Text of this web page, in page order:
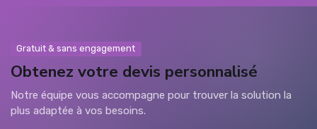
Gratuit & sans engagement
Obtenez votre devis personnalisé
Notre équipe vous accompagne pour trouver la solution la
plus adaptée à vos besoins.